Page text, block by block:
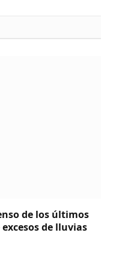
de los últimos
de lluvias